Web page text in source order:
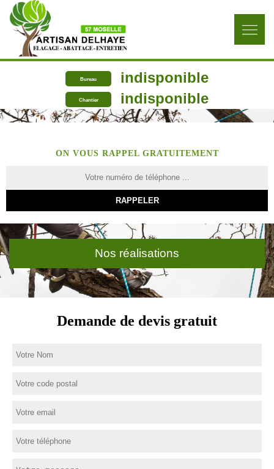
Bureau indisponible
Chantier indisponible
ON VOUS RAPPEL GRATUITEMENT
Nos réalisations
Demande de devis gratuit